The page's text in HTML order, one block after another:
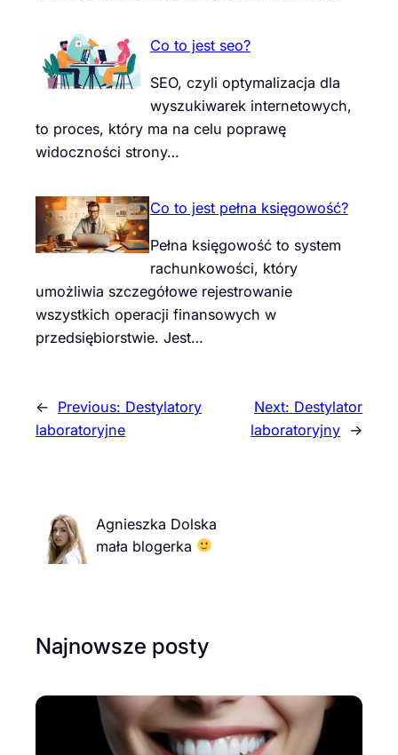
Co to jest seo?
SEO, czyli optymalizacja dla
wyszukiwarek internetowych,
to proces, który ma na celu poprawę
widoczności strony…
Co to jest pełna księgowość?
Pełna księgowość to system
rachunkowości, który
umożliwia szczegółowe rejestrowanie
wszystkich operacji finansowych w
przedsiębiorstwie. Jest…
← Previous: Destylatory
laboratoryjne
Next: Destylator
laboratoryjny →
Agnieszka Dolska
mała blogerka
Najnowsze posty